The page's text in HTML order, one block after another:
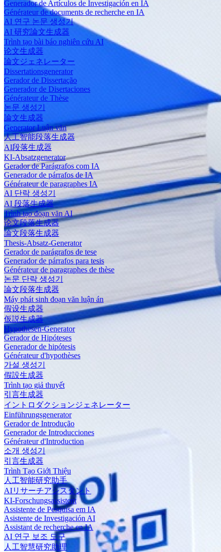
Generador de Artículos de Investigación en IA
Générateur de documents de recherche en IA
AI 연구 논문 생성기
AI 研究論文生成器
Trình tạo bài báo nghiên cứu AI
论文生成器
論文ジェネレーター
Dissertationsgenerator
Gerador de Dissertação
Generador de Disertaciones
Générateur de Thèse
논문 생성기
論文生成器
Generator Luận văn
人工智能段落生成器
AI段落生成器
KI-Absatzgenerator
Gerador de Parágrafos com IA
Generador de párrafos de IA
Générateur de paragraphes IA
AI 단락 생성기
AI 段落生成器
Trình tạo đoạn văn AI
论文段落生成器
論文段落生成器
Thesis-Absatz-Generator
Gerador de parágrafos de tese
Generador de párrafos para tesis
Générateur de paragraphes de thèse
논문 단락 생성기
論文段落生成器
Máy phát sinh đoạn văn luận án
假设生成器
仮説生成器
Hypothesen-Generator
Gerador de Hipóteses
Generador de hipótesis
Générateur d'hypothèses
가설 생성기
假設生成器
Trình tạo giả thuyết
引言生成器
イントロダクションジェネレーター
Einführungsgenerator
Gerador de Introdução
Generador de Introducciones
Générateur d'Introduction
소개 생성기
引言生成器
Trình Tạo Giới Thiệu
人工智能研究助手
AIリサーチアシスタント
KI-Forschungsassistent
Assistente de Pesquisa em IA
Asistente de Investigación AI
Assistant de recherche en IA
AI 연구 보조 도구
人工智慧研究助理